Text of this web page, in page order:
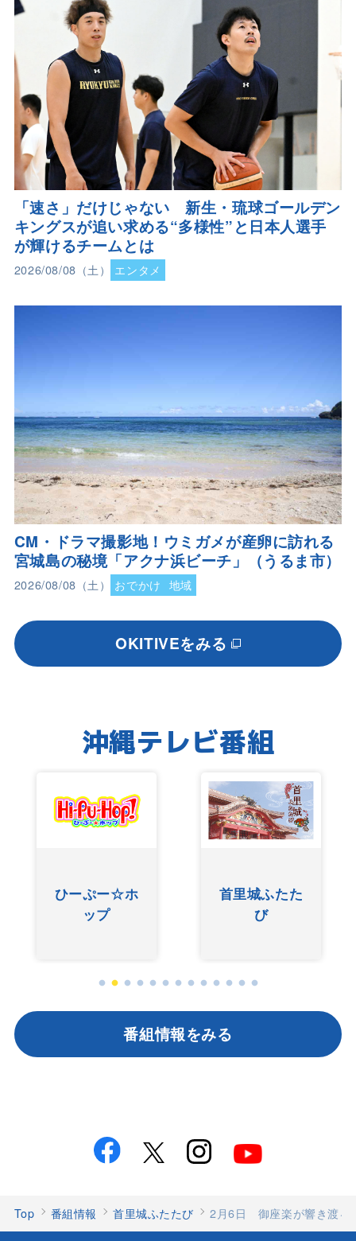
「速さ」だけじゃない 新生・琉球ゴールデン
キングスが追い求める“多様性”と日本人選手
が輝けるチームとは
2026/08/08（土） エンタメ
CM・ドラマ撮影地！ウミガメが産卵に訪れる
宮城島の秘境「アクナ浜ビーチ」（うるま市）
2026/08/08（土） おでかけ 地域
OKITIVEをみる
沖縄テレビ番組
ひーぷー☆ホ
ップ
首里城ふたた
び
番組情報をみる
Top 番組情報 首里城ふたたび 2月6日 御座楽が響き渡る